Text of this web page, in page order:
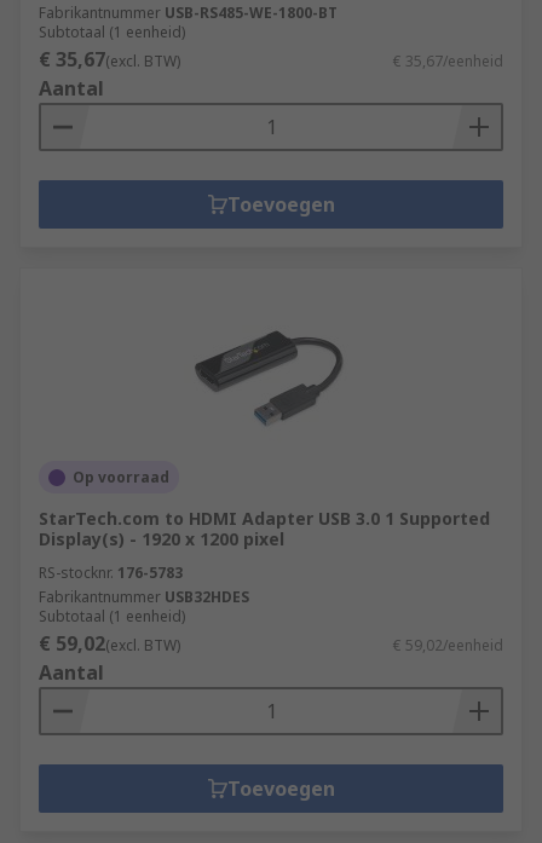
Fabrikantnummer USB-RS485-WE-1800-BT
Subtotaal (1 eenheid)
€ 35,67(excl. BTW) € 35,67/eenheid
Aantal
Toevoegen
Op voorraad
StarTech.com to HDMI Adapter USB 3.0 1 Supported
Display(s) - 1920 x 1200 pixel
RS-stocknr. 176-5783
Fabrikantnummer USB32HDES
Subtotaal (1 eenheid)
€ 59,02(excl. BTW) € 59,02/eenheid
Aantal
Toevoegen